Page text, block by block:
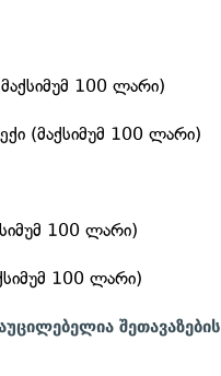
100 ლარი)
(მაქსიმუმ 100 ლარი)
100 ლარი)
100 ლარი)
შეთავაზების